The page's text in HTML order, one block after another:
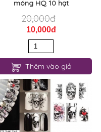
móng HQ 10 hạt
20,000đ
10,000đ
Thêm vào giỏ